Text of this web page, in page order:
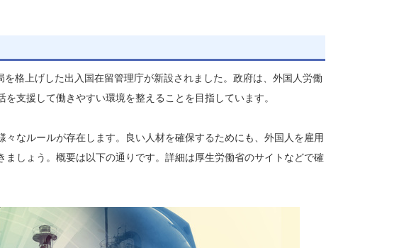
格上げした出入国在留管理庁が新設されました。政府は、外国人労働
支援して働きやすい環境を整えることを目指しています。
々なルールが存在します。良い人材を確保するためにも、外国人を雇用
ましょう。概要は以下の通りです。詳細は厚生労働省のサイトなどで確